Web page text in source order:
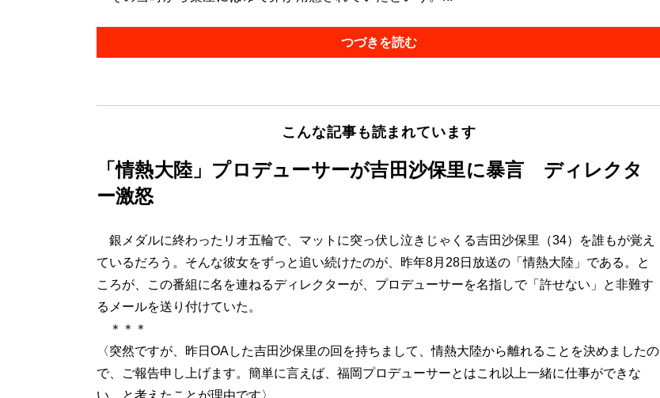
つづきを読む
こんな記事も読まれています
「情熱大陸」プロデューサーが吉田沙保里に暴言 ディレクタ
ー激怒
銀メダルに終わったリオ五輪で、マットに突っ伏し泣きじゃくる吉田沙保里（34）を誰もが覚え
ているだろう。そんな彼女をずっと追い続けたのが、昨年8月28日放送の「情熱大陸」である。と
ころが、この番組に名を連ねるディレクターが、プロデューサーを名指しで「許せない」と非難す
るメールを送り付けていた。
＊＊＊
〈突然ですが、昨日OAした吉田沙保里の回を持ちまして、情熱大陸から離れることを決めましたの
で、ご報告申し上げます。簡単に言えば、福岡プロデューサーとはこれ以上一緒に仕事ができな
い、と考えたことが理由です〉